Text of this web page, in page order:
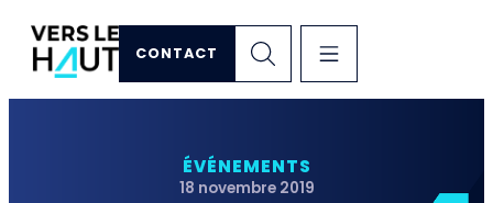
CONTACT
ÉVÉNEMENTS
18 novembre 2019